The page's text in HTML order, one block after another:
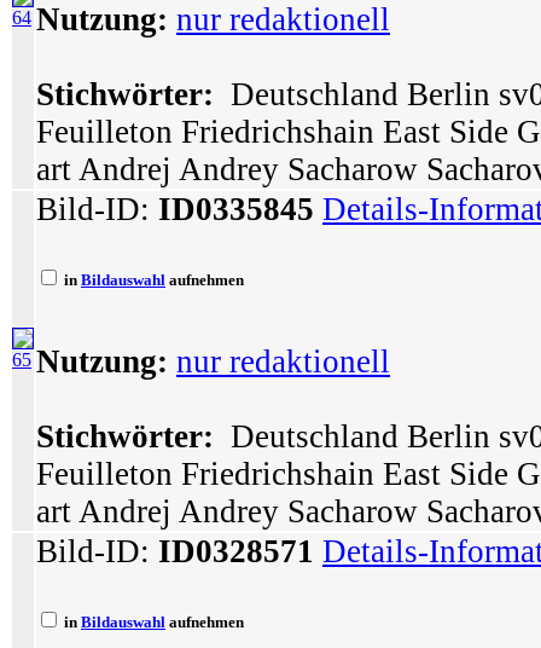
64 Nutzung: nur redaktionell
Stichwörter: Deutschland Berlin
Feuilleton Friedrichshain East Side
art Andrej Andrey Sacharow
65
Bild-ID: ID0335845 Details-
in Bildauswahl aufnehmen
Nutzung: nur redaktionell
Stichwörter: Deutschland Berlin
Feuilleton Friedrichshain East Side
art Andrej Andrey Sacharow
Bild-ID: ID0328571 Details-
in Bildauswahl aufnehmen